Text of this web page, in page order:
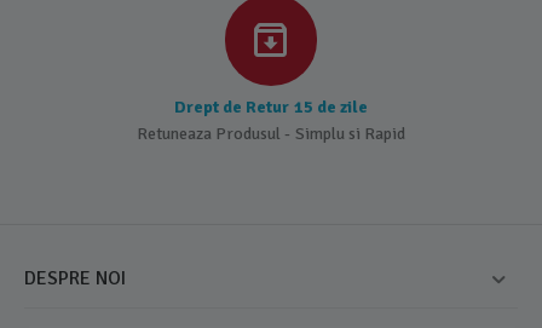
Drept de Retur 15 de zile
Retuneaza Produsul - Simplu si Rapid
DESPRE NOI